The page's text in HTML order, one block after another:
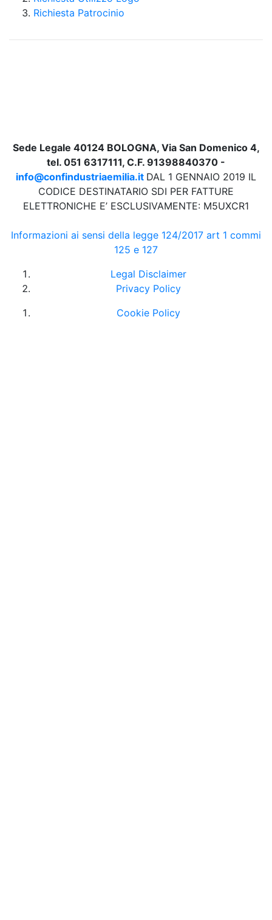
Richiesta Patrocinio
Sede Legale 40124 BOLOGNA, Via San Domenico 4,
tel. 051 6317111, C.F. 91398840370 -
info@confindustriaemilia.it DAL 1 GENNAIO 2019 IL
CODICE DESTINATARIO SDI PER FATTURE
ELETTRONICHE E’ ESCLUSIVAMENTE: M5UXCR1
Informazioni ai sensi della legge 124/2017 art 1 commi
125 e 127
Legal Disclaimer
Privacy Policy
Cookie Policy